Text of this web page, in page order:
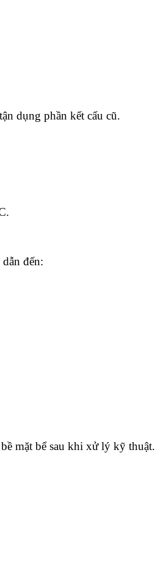
dụng phần kết cấu cũ.
đến:
mặt bể sau khi xử lý kỹ thuật.